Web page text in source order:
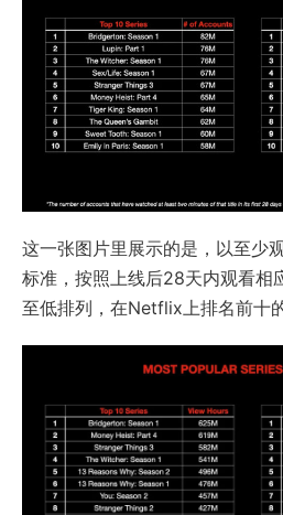
这一张图片里展示的是，以至少
标准，按照上线后28天内观看相
至低排列，在Netflix上排名前十